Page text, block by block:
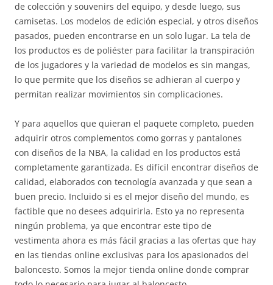
de colección y souvenirs del equipo, y desde luego, sus
camisetas. Los modelos de edición especial, y otros diseños
pasados, pueden encontrarse en un solo lugar. La tela de
los productos es de poliéster para facilitar la transpiración
de los jugadores y la variedad de modelos es sin mangas,
lo que permite que los diseños se adhieran al cuerpo y
permitan realizar movimientos sin complicaciones.
Y para aquellos que quieran el paquete completo, pueden
adquirir otros complementos como gorras y pantalones
con diseños de la NBA, la calidad en los productos está
completamente garantizada. Es difícil encontrar diseños de
calidad, elaborados con tecnología avanzada y que sean a
buen precio. Incluido si es el mejor diseño del mundo, es
factible que no desees adquirirla. Esto ya no representa
ningún problema, ya que encontrar este tipo de
vestimenta ahora es más fácil gracias a las ofertas que hay
en las tiendas online exclusivas para los apasionados del
baloncesto. Somos la mejor tienda online donde comprar